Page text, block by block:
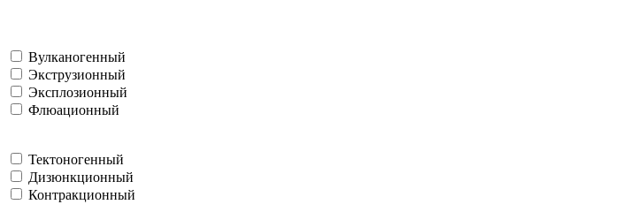
Вулканогенный
Экструзионный
Эксплозионный
Флюационный
Тектоногенный
Дизюнкционный
Контракционный